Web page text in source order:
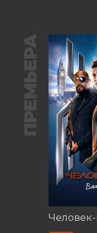
ПРЕМЬЕРА